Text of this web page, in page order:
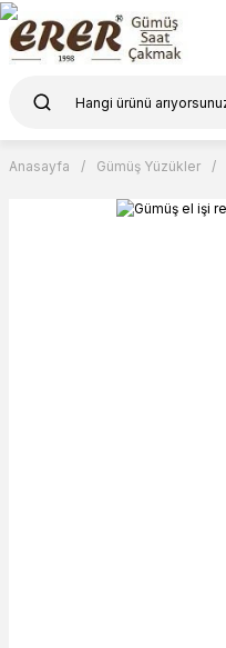
Anasayfa Gümüş Yüzükler